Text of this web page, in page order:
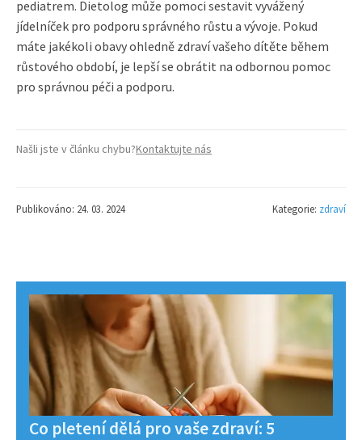
pediatrem. Dietolog může pomoci sestavit vyvážený
jídelníček pro podporu správného růstu a vývoje. Pokud
máte jakékoli obavy ohledně zdraví vašeho dítěte během
růstového období, je lepší se obrátit na odbornou pomoc
pro správnou péči a podporu.
Našli jste v článku chybu?Kontaktujte nás
Publikováno: 24. 03. 2024 Kategorie: zdraví
Co pletení dělá pro vaše zdraví: 5